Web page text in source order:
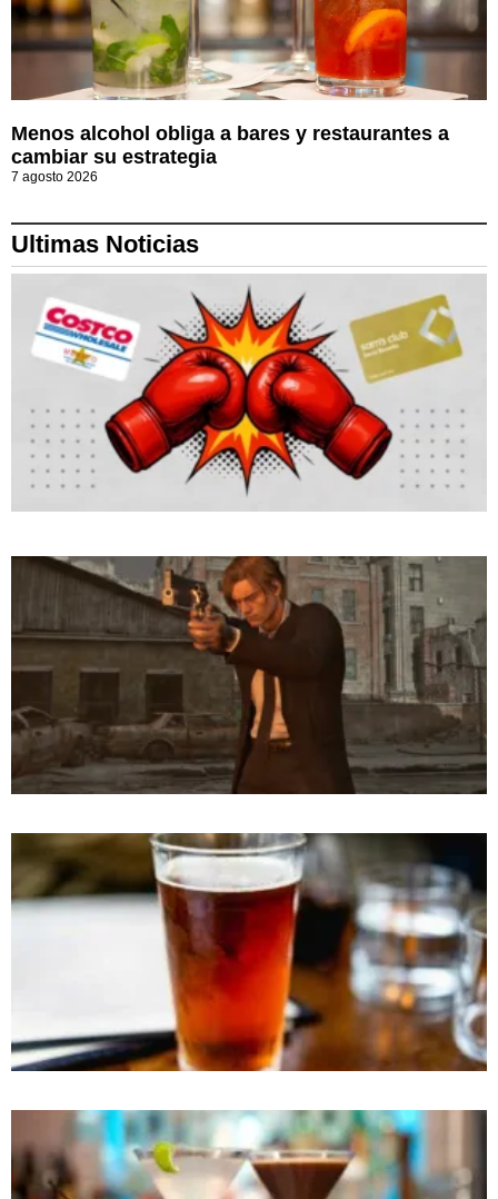
Menos alcohol obliga a bares y restaurantes a
cambiar su estrategia
7 agosto 2026
Ultimas Noticias